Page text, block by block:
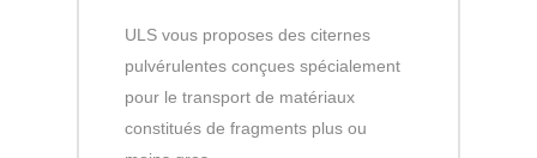
ULS vous proposes des citernes
pulvérulentes conçues spécialement
pour le transport de matériaux
constitués de fragments plus ou